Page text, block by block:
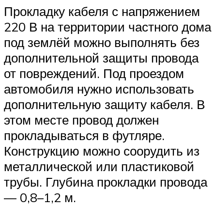
Прокладку кабеля с напряжением
220 В на территории частного дома
под землёй можно выполнять без
дополнительной защиты провода
от повреждений. Под проездом
автомобиля нужно использовать
дополнительную защиту кабеля. В
этом месте провод должен
прокладываться в футляре.
Конструкцию можно соорудить из
металлической или пластиковой
трубы. Глубина прокладки провода
— 0,8–1,2 м.